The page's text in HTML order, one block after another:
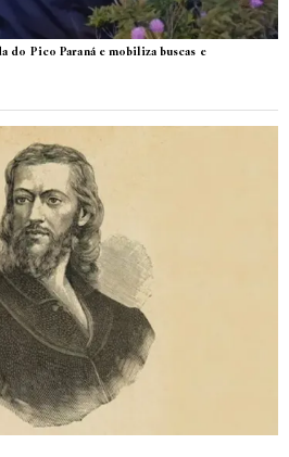
do Pico Paraná e mobiliza buscas e